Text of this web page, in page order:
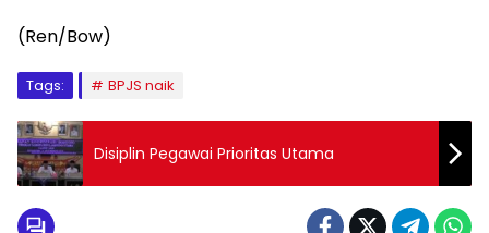
(Ren/Bow)
Tags: BPJS naik
Disiplin Pegawai Prioritas Utama